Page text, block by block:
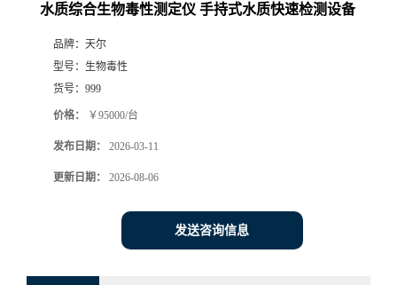
水质综合生物毒性测定仪 手持式水质快速检测设备
品牌： 天尔
型号： 生物毒性
货号： 999
价格： ￥95000/台
发布日期： 2026-03-11
更新日期： 2026-08-06
发送咨询信息